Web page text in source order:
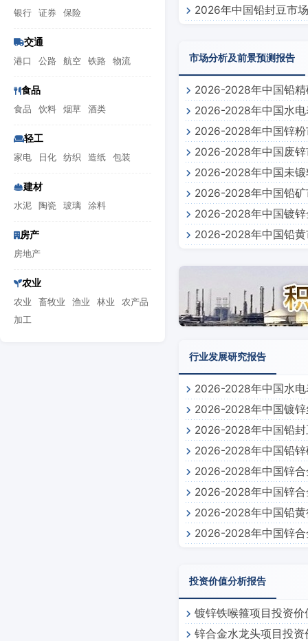
银行 证券 保险
交通
港口 公路 航空 铁路 物流
食品
食品 饮料 烟草 酒类
轻工
家电 日化 纺织 造纸 包装
建材
水泥 陶瓷 玻璃 涂料
房产
房地产
农业
农业 畜牧业 渔业 林业
农产品
加工
2026年中国铅封豆市
市场分析及前景预测报告
2026-2028年中国铅
2026-2028年中国水
2026-2028年中国锌
2026-2028年中国废
2026-2028年中国未
告2026-2028年中国铅
2026-2028年中国镀
告2026-2028年中国铅
行业发展研究报告
2026-2028年中国水
2026-2028年中国镀
2026-2028年中国铅
2026-2028年中国铅
2026-2028年中国锌
2026-2028年中国锌
2026-2028年中国铅
2026-2028年中国锌
投资价值分析报告
镀锌铁喉箍项目投资价
锌合金水龙头项目投